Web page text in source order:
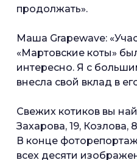
продолжать».
Маша Grapewave:
«Мартовские коты»
интересно. Я с
внесла свой вклад в
Свежих котиков вы
Захарова, 19, Козлова,
В конце
всех десяти